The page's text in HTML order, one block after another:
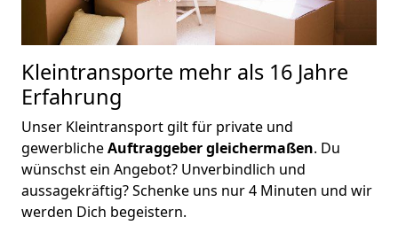
Kleintransporte mehr als 16 Jahre
Erfahrung
Unser Kleintransport gilt für private und
gewerblicheAuftraggeber gleichermaßen. Du
wünschst ein Angebot? Unverbindlich und
aussagekräftig? Schenke uns nur 4 Minuten und wir
werden Dich begeistern.